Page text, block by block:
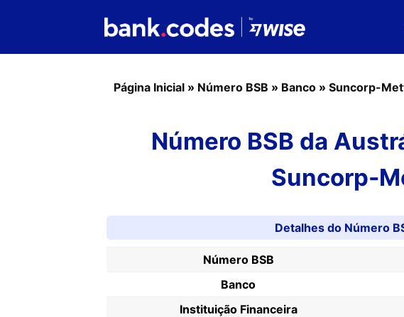
Página Inicial » Número BSB » Banco » Suncorp-
Número BSB da
Suncorp-
Detalhes do Número
Número BSB
Banco
Instituição Financeira